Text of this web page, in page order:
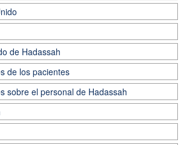
de Hadassah
de los pacientes
sobre el personal de Hadassah